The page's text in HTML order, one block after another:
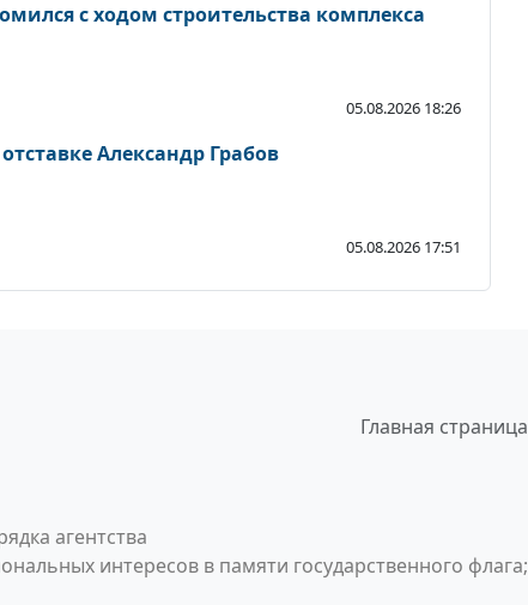
с ходом строительства комплекса
05.08.2026 18:26
Александр Грабов
05.08.2026 17:51
Главная страница
агентства
интересов в памяти государственного флага;